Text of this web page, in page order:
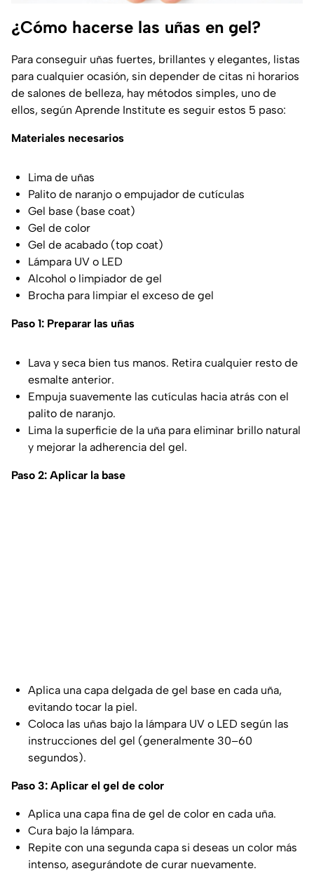
¿Cómo hacerse las uñas en gel?
Para conseguir uñas fuertes, brillantes y elegantes, listas
para cualquier ocasión, sin depender de citas ni horarios
de salones de belleza, hay métodos simples, uno de
ellos, según Aprende Institute es seguir estos 5 paso:
Materiales necesarios
Lima de uñas
Palito de naranjo o empujador de cutículas
Gel base (base coat)
Gel de color
Gel de acabado (top coat)
Lámpara UV o LED
Alcohol o limpiador de gel
Brocha para limpiar el exceso de gel
Paso 1: Preparar las uñas
Lava y seca bien tus manos. Retira cualquier resto de
esmalte anterior.
Empuja suavemente las cutículas hacia atrás con el
palito de naranjo.
Lima la superficie de la uña para eliminar brillo natural
y mejorar la adherencia del gel.
Paso 2: Aplicar la base
Aplica una capa delgada de gel base en cada uña,
evitando tocar la piel.
Coloca las uñas bajo la lámpara UV o LED según las
instrucciones del gel (generalmente 30–60
segundos).
Paso 3: Aplicar el gel de color
Aplica una capa fina de gel de color en cada uña.
Cura bajo la lámpara.
Repite con una segunda capa si deseas un color más
intenso, asegurándote de curar nuevamente.